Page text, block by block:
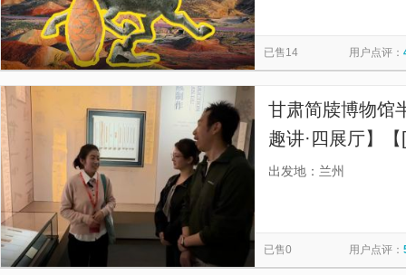
已售14 用户点评：
甘肃简牍博物馆
趣讲·四展厅】
9:30/14:00可选
出发地：兰州
已售0 用户点评：